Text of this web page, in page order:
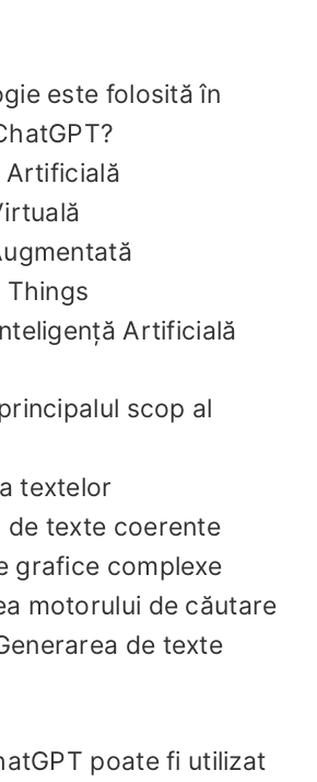
este folosită în
Artificială
Artificială
scop al
textelor
de texte coerente
grafice complexe
motorului de căutare
de texte
poate fi utilizat